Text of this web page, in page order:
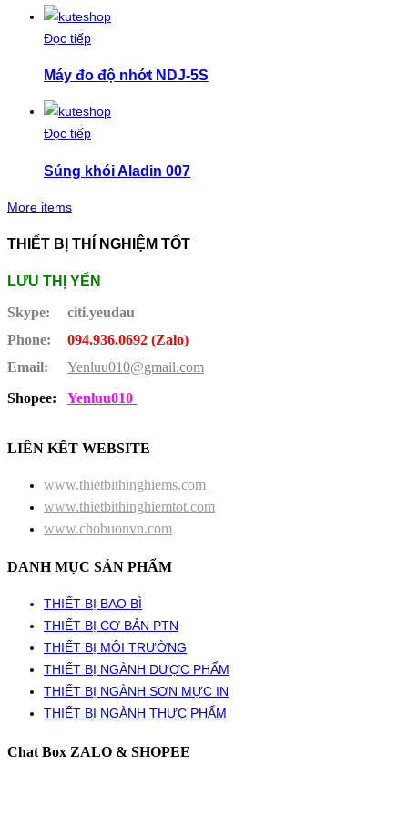
Đọc tiếp
Máy đo độ nhớt NDJ-5S
Đọc tiếp
Súng khói Aladin 007
More items
THIẾT BỊ THÍ NGHIỆM TỐT
LƯU THỊ YẾN
Skype:
citi.yeudau
Phone:
094.936.0692 (Zalo)
Email:
Yenluu010@gmail.com
Shopee:
Yenluu010
LIÊN KẾT WEBSITE
www.thietbithinghiems.com
www.thietbithinghiemtot.com
www.chobuonvn.com
DANH MỤC SẢN PHẨM
THIẾT BỊ BAO BÌ
THIẾT BỊ CƠ BẢN PTN
THIẾT BỊ MÔI TRƯỜNG
THIẾT BỊ NGÀNH DƯỢC PHẨM
THIẾT BỊ NGÀNH SƠN MỰC IN
THIẾT BỊ NGÀNH THỰC PHẨM
Chat Box ZALO & SHOPEE